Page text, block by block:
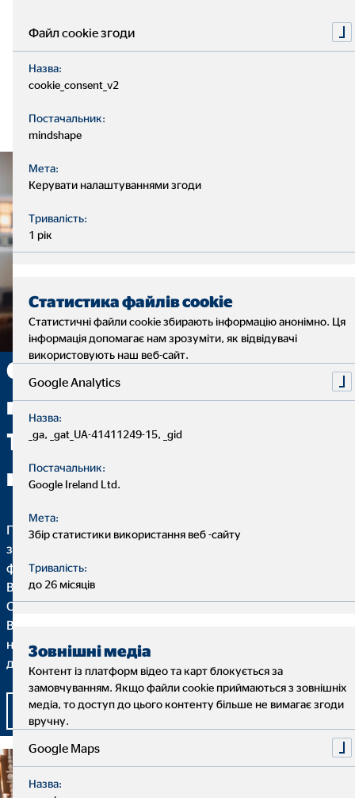
Є бажання змінити свою
професійну діяльність?
Тоді почніть свою кар’єру з
нами!
Гнучкість, свобода самовизначення та виконання
завдання зі значенням та метою - ось що робить роботу
фінансового консультанта ОВБ такою особливою. Тільки
Ви вирішуєте, яким буде Ваш особистий прогрес з нами.
Одноманітна щоденна рутина вже не приносить радості, і
Ви ловите себе на думці, що хочете бути більш
незалежним та працювати з компетентними та
доброзичливими колегами? Тоді Вам до нас!
Заповнити анкету для співпраці
Файл cookie згоди
Назва:
cookie_consent_v2
Постачальник:
mindshape
Мета:
Керувати налаштуваннями згоди
Тривалість:
1 рік
Статистика файлів cookie
Статистичні файли cookie збирають інформацію анонімно. Ця
інформація допомагає нам зрозуміти, як відвідувачі
використовують наш веб-сайт.
Google Analytics
Назва:
_ga, _gat_UA-41411249-15, _gid
Постачальник:
Google Ireland Ltd.
Мета:
Збір статистики використання веб -сайту
Тривалість:
до 26 місяців
Зовнішні медіа
Контент із платформ відео та карт блокується за
замовчуванням. Якщо файли cookie приймаються з зовнішніх
медіа, то доступ до цього контенту більше не вимагає згоди
вручну.
Google Maps
Назва: